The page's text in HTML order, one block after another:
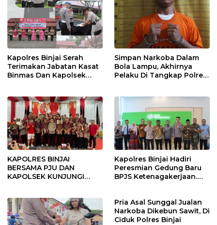
Kapolres Binjai Serah
Terimakan Jabatan Kasat
Binmas Dan Kapolsek
Simpan Narkoba Dalam
Bola Lampu, Akhirnya
Pelaku Di Tangkap Polres
KAPOLRES BINJAI
BERSAMA PJU DAN
KAPOLSEK KUNJUNGI
Kapolres Binjai Hadiri
Peresmian Gedung Baru
BPJS Ketenagakerjaan.
Pria Asal Sunggal Jualan
Narkoba Dikebun Sawit, Di
Ciduk Polres Binjai